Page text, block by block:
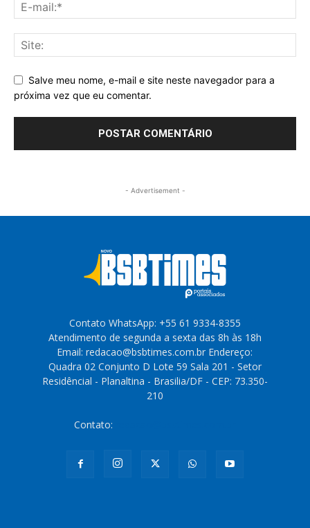
Salve meu nome, e-mail e site neste navegador para a
próxima vez que eu comentar.
- Advertisement -
Contato WhatsApp: +55 61 9334-8355
Atendimento de segunda a sexta das 8h às 18h
Email: redacao@bsbtimes.com.br Endereço:
Quadra 02 Conjunto D Lote 59 Sala 201 - Setor
Residêncial - Planaltina - Brasilia/DF - CEP: 73.350-
210
Contato: